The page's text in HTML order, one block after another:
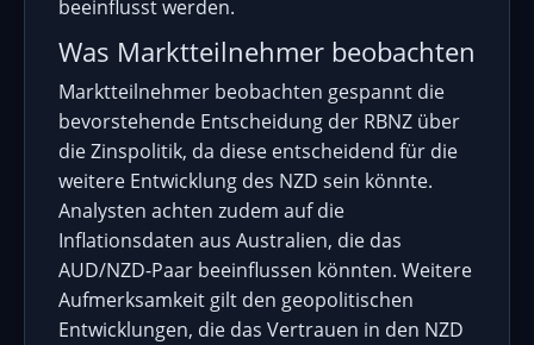
beeinflusst werden.
Was Marktteilnehmer beobachten
Marktteilnehmer beobachten gespannt die
bevorstehende Entscheidung der RBNZ über
die Zinspolitik, da diese entscheidend für die
weitere Entwicklung des NZD sein könnte.
Analysten achten zudem auf die
Inflationsdaten aus Australien, die das
AUD/NZD-Paar beeinflussen könnten. Weitere
Aufmerksamkeit gilt den geopolitischen
Entwicklungen, die das Vertrauen in den NZD